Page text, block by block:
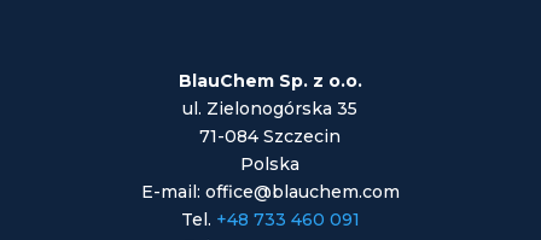
BlauChem Sp. z o.o.
ul. Zielonogórska 35
71-084 Szczecin
Polska
E-mail: office@blauchem.com
Tel. +48 733 460 091